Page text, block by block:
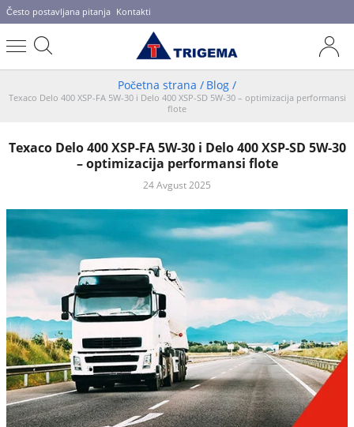
Često postavljana pitanja Kontakti
Početna strana / Blog /
Texaco Delo 400 XSP-FA 5W-30 i Delo 400 XSP-SD 5W-30 – optimizacija performansi
flote
Texaco Delo 400 XSP-FA 5W-30 i Delo 400 XSP-SD 5W-30
– optimizacija performansi flote
24 Avgust 2025